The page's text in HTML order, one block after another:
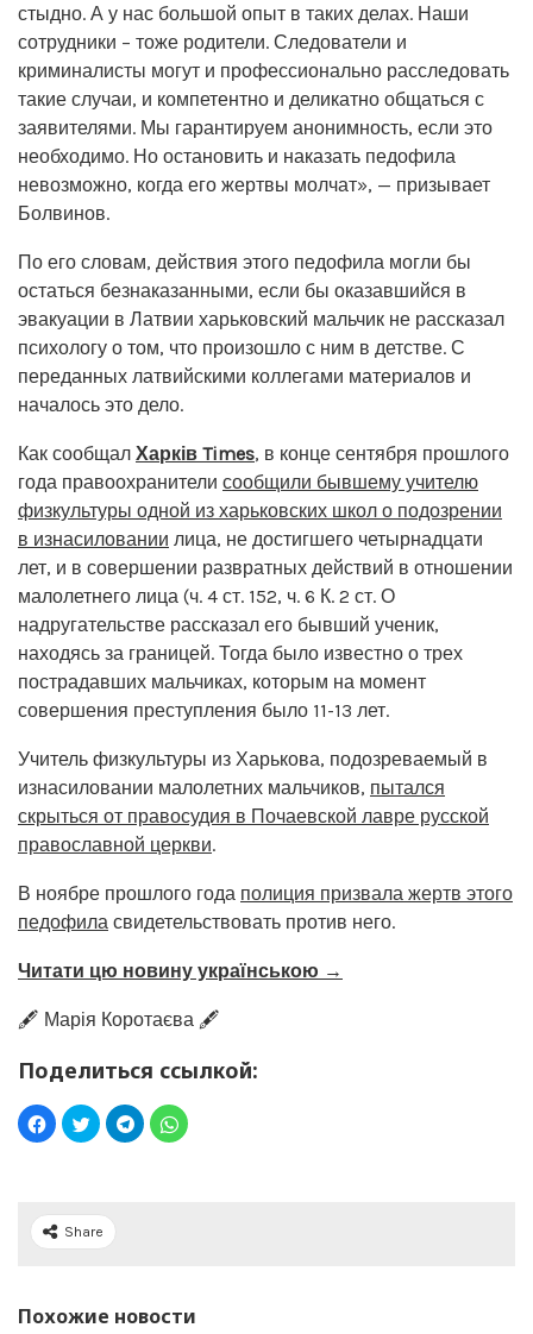
стыдно. А у нас большой опыт в таких делах. Наши
сотрудники – тоже родители. Следователи и
криминалисты могут и профессионально расследовать
такие случаи, и компетентно и деликатно общаться с
заявителями. Мы гарантируем анонимность, если это
необходимо. Но остановить и наказать педофила
невозможно, когда его жертвы молчат», — призывает
Болвинов.
По его словам, действия этого педофила могли бы
остаться безнаказанными, если бы оказавшийся в
эвакуации в Латвии харьковский мальчик не рассказал
психологу о том, что произошло с ним в детстве. С
переданных латвийскими коллегами материалов и
началось это дело.
Как сообщал Харків Times, в конце сентября прошлого
года правоохранители сообщили бывшему учителю
физкультуры одной из харьковских школ о подозрении
в изнасиловании лица, не достигшего четырнадцати
лет, и в совершении развратных действий в отношении
малолетнего лица (ч. 4 ст. 152, ч. 6 К. 2 ст. О
надругательстве рассказал его бывший ученик,
находясь за границей. Тогда было известно о трех
пострадавших мальчиках, которым на момент
совершения преступления было 11-13 лет.
Учитель физкультуры из Харькова, подозреваемый в
изнасиловании малолетних мальчиков, пытался
скрыться от правосудия в Почаевской лавре русской
православной церкви.
В ноябре прошлого года полиция призвала жертв этого
педофила свидетельствовать против него.
Читати цю новину українською →
🖋️ Марія Коротаєва 🖋️
Поделиться ссылкой:
Share
Похожие новости